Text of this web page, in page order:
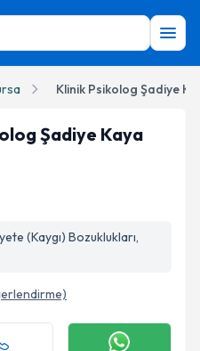
Klinik Psikolog Şadiye
Profil Fotoğrafı
Şadiye Kaya
(Kaygı) Bozuklukları,